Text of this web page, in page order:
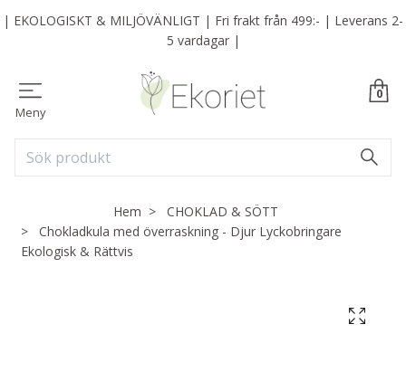
| EKOLOGISKT & MILJÖVÄNLIGT | Fri frakt från 499:- | Leverans 2-
5 vardagar |
Meny
0
Hem
CHOKLAD & SÖTT
Chokladkula med överraskning - Djur Lyckobringare
Ekologisk & Rättvis